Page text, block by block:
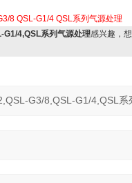
8 QSL-G1/4 QSL系列气源处理
G1/4,QSL系列气源处理感兴趣，